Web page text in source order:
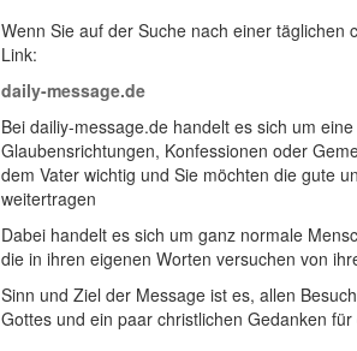
Wenn Sie auf der Suche nach einer
Link:
daily-message.de
Bei dailiy-message.de handelt es sich um
Glaubensrichtungen, Konfessionen oder
dem Vater wichtig und Sie möchten die gute
weitertragen
Dabei handelt es sich um ganz normale
die in ihren eigenen Worten versuchen von
Sinn und Ziel der Message ist es, allen
Gottes und ein paar christlichen Gedanken